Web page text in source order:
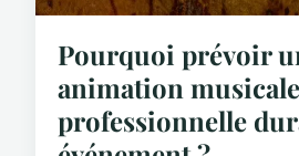
Pourquoi prévoir
animation musicale
professionnelle